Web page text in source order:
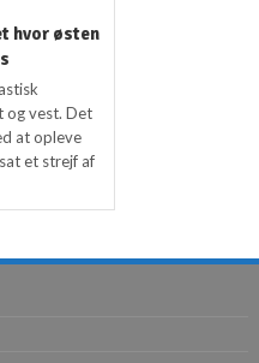
hvor østen
og vest. Det
at opleve
et strejf af